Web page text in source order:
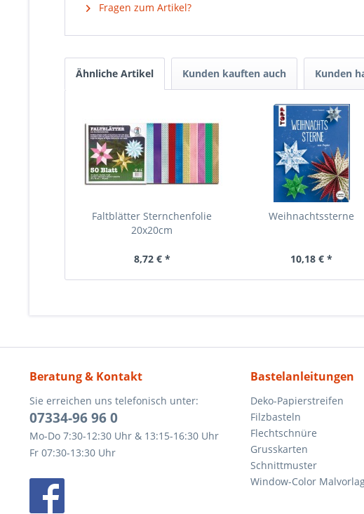
Fragen zum Artikel?
Ähnliche Artikel Kunden kauften auch Kunden
Faltblätter Sternchenfolie
20x20cm
8,72 € *
Weihnachtssterne
10,18 € *
Beratung & Kontakt
Sie erreichen uns telefonisch unter:
07334-96 96 0
Mo-Do 7:30-12:30 Uhr & 13:15-16:30 Uhr
Fr 07:30-13:30 Uhr
Bastelanleitungen
Deko-Papierstreifen
Filzbasteln
Flechtschnüre
Grusskarten
Schnittmuster
Window-Color